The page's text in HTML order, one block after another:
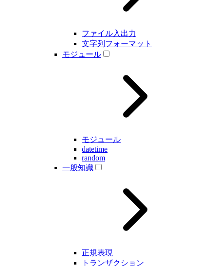
ファイル入出力
文字列フォーマット
モジュール
モジュール
datetime
random
一般知識
正規表現
トランザクション